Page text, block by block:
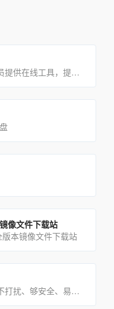
菜鸟工具，为开发设计人员提供在线工具，提供在线PHP、Python、CSS、JS调试，中文简繁体转换，进制[…]
像文件下载站
本镜像文件下载站
阿里云盘是一款速度快、不打扰、够安全、易于分享的网盘，你可以在这里存储、管理和探索内容，尽情打造丰富的数字世界[…]